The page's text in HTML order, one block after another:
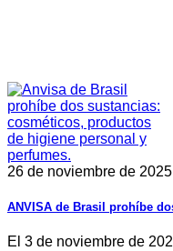
26 de noviembre de
ANVISA de Brasil prohíbe
El 3 de noviembre de